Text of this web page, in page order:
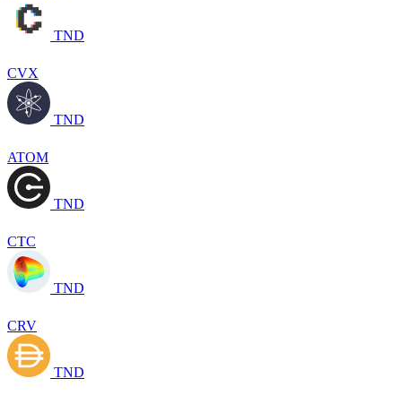
TND
CVX
TND
ATOM
TND
CTC
TND
CRV
TND